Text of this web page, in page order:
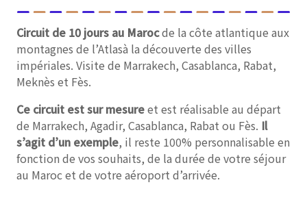
Circuit de 10 jours au Marocde la côte atlantique aux
montagnes de l’Atlasà la découverte des villes
impériales. Visite de Marrakech, Casablanca, Rabat,
Meknès et Fès.
Ce circuit est sur mesureet est réalisable au départ
de Marrakech, Agadir, Casablanca, Rabat ou Fès. Il
s’agit d’un exemple, il reste 100% personnalisable en
fonction de vos souhaits, de la durée de votre séjour
au Maroc et de votre aéroport d’arrivée.